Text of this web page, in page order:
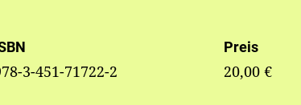
3-451-71722-2
Preis
20,00 €